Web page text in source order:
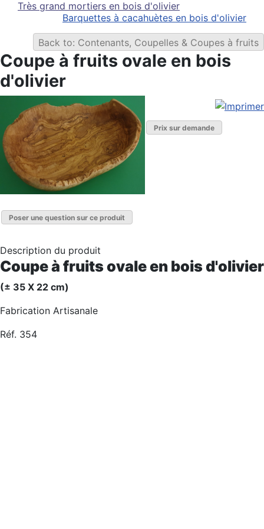
Très grand mortiers en bois d'olivier
Barquettes à cacahuètes en bois d'olivier
Back to: Contenants, Coupelles & Coupes à fruits
Coupe à fruits ovale en bois
d'olivier
Prix sur demande
Poser une question sur ce produit
Description du produit
Coupe à fruits ovale en bois d'olivier
(± 35 X 22 cm)
Fabrication Artisanale
Réf. 354